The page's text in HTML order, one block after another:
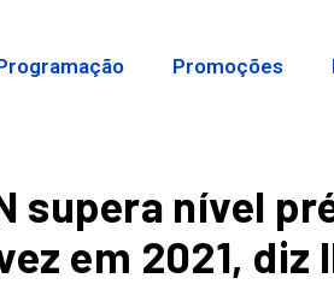
Promoções
supera nível
em 2021, diz